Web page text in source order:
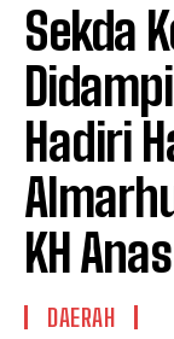
Sekda
Hadiri
KH
DAERAH